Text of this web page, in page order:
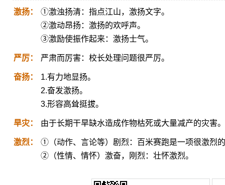
激扬：
①激浊扬清：指点江山，激扬文字。
②激动昂扬：激扬的欢呼声。
③激励使振作起来：激扬士气。
严厉： 严肃而厉害：校长处理问题很严厉。
奋扬：
1.有力地显扬。
2.奋发激扬。
3.形容高耸挺拔。
旱灾： 由于长期干旱缺水造成作物枯死或大量减产的灾害。
激烈：
①（动作、言论等）剧烈：百米赛跑是一项很激烈
②（性情、情怀）激奋，刚烈：壮怀激烈。